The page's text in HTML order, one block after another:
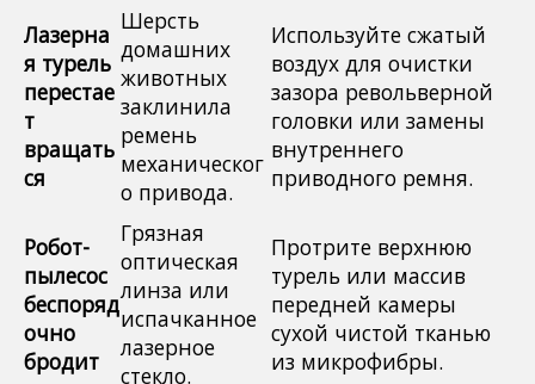
Лазерна
я турель
перестае
т
вращать
ся
Шерсть
домашних
животных
заклинила
ремень
механическог
о привода.
Используйте сжатый
воздух для очистки
зазора револьверной
головки или замены
внутреннего
приводного ремня.
Робот-
пылесос
беспоряд
очно
бродит
Грязная
оптическая
линза или
испачканное
лазерное
стекло.
Протрите верхнюю
турель или массив
передней камеры
сухой чистой тканью
из микрофибры.